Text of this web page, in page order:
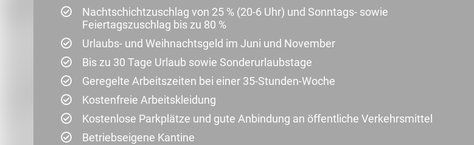
Nachtschichtzuschlag von 25 % (20-6 Uhr) und Sonntags- sowie
Feiertagszuschlag bis zu 80 %
Urlaubs- und Weihnachtsgeld im Juni und November
Bis zu 30 Tage Urlaub sowie Sonderurlaubstage
Geregelte Arbeitszeiten bei einer 35-Stunden-Woche
Kostenfreie Arbeitskleidung
Kostenlose Parkplätze und gute Anbindung an öffentliche Verkehrsmittel
Betriebseigene Kantine